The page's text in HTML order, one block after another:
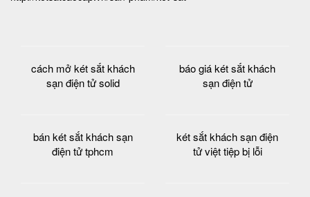
cách mở két sắt khách
sạn điện tử solid
báo giá két sắt khách
sạn điện tử
bán két sắt khách sạn
điện tử tphcm
két sắt khách sạn điện
tử việt tiệp bị lỗi